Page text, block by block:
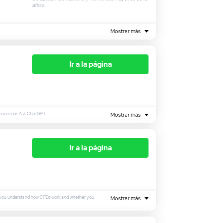
años
Mostrar más
Ir a la página
Ask ChatGPT Mostrar más
Ir a la página
understand how CFDs work and whether you
Mostrar más